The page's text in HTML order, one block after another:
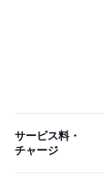
サービス料・
チャージ